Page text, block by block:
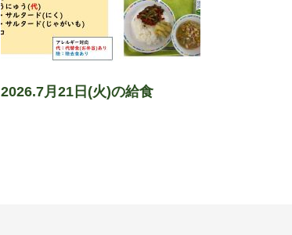
2026.7月21日(火)の給食